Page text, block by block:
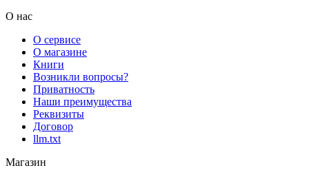
О нас
О сервисе
О магазине
Книги
Возникли вопросы?
Приватность
Наши преимущества
Реквизиты
Договор
llm.txt
Магазин